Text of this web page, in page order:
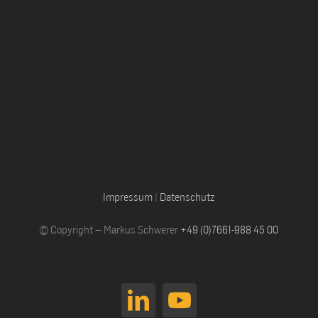
Impressum | Datenschutz
© Copyright – Markus Schwerer +49 (0)7661-988 45 00
LinkedInYouTube